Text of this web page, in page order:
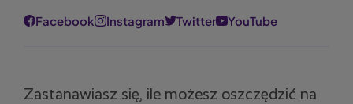
Facebook Instagram Twitter YouTube
Zastanawiasz się, ile możesz oszczędzić na